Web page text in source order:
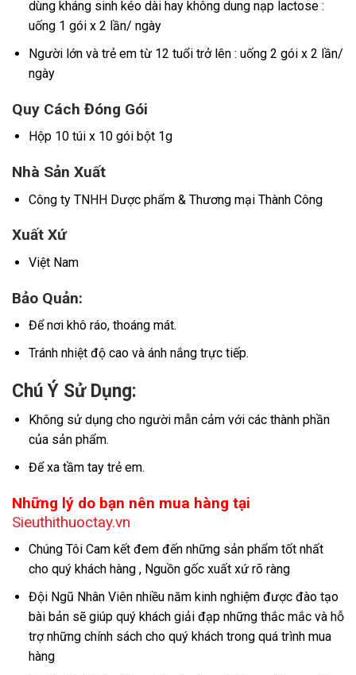
dùng kháng sinh kéo dài hay không dung nạp lactose :
uống 1 gói x 2 lần/ ngày
Người lớn và trẻ em từ 12 tuổi trở lên : uống 2 gói x 2 lần/
ngày
Quy Cách Đóng Gói
Hộp 10 túi x 10 gói bột 1g
Nhà Sản Xuất
Công ty TNHH Dược phẩm & Thương mại Thành Công
Xuất Xứ
Việt Nam
Bảo Quản:
Để nơi khô ráo, thoáng mát.
Tránh nhiệt độ cao và ánh nắng trực tiếp.
Chú Ý Sử Dụng:
Không sử dụng cho người mẫn cảm với các thành phần
của sản phẩm.
Để xa tầm tay trẻ em.
Những lý do bạn nên mua hàng tại
Sieuthithuoctay.vn
Chúng Tôi Cam kết đem đến những sản phẩm tốt nhất
cho quý khách hàng , Nguồn gốc xuất xứ rõ ràng
Đội Ngũ Nhân Viên nhiều năm kinh nghiệm được đào tạo
bài bản sẽ giúp quý khách giải đạp những thắc mắc và hỗ
trợ những chính sách cho quý khách trong quá trình mua
hàng